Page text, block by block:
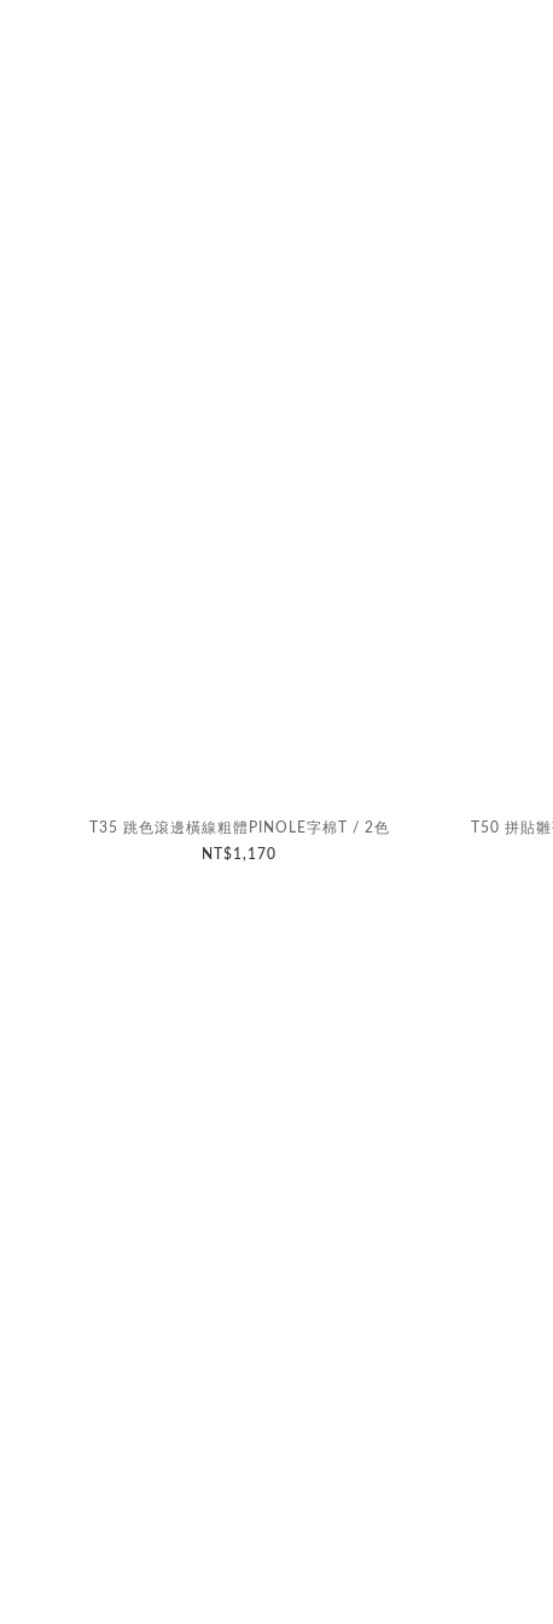
T35 跳色滾邊橫線粗體PINOLE字棉T / 2色
NT$1,170
T50 拼貼